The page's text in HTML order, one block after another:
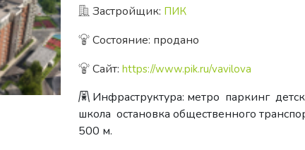
Застройщик: ПИК
Состояние: продано
Сайт: https://www.pik.ru/vavilova
Инфраструктура: метро паркинг
школа остановка общественного
500 м.